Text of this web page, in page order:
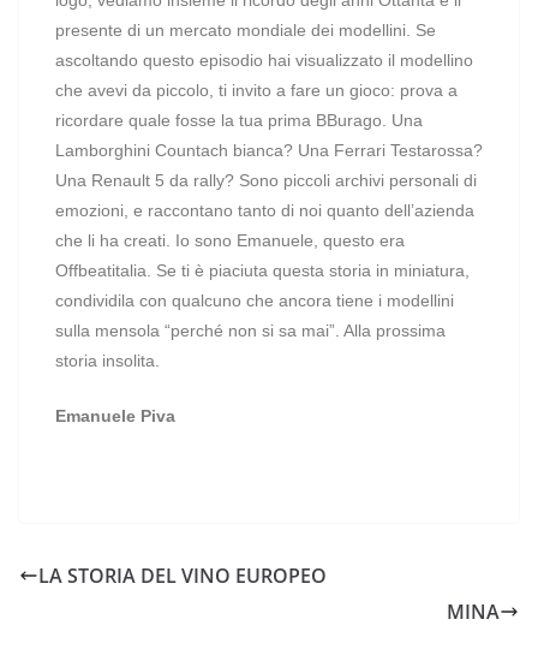
presente di un mercato mondiale dei modellini. Se
ascoltando questo episodio hai visualizzato il modellino
che avevi da piccolo, ti invito a fare un gioco: prova a
ricordare quale fosse la tua prima BBurago. Una
Lamborghini Countach bianca? Una Ferrari Testarossa?
Una Renault 5 da rally? Sono piccoli archivi personali di
emozioni, e raccontano tanto di noi quanto dell’azienda
che li ha creati. Io sono Emanuele, questo era
Offbeatitalia. Se ti è piaciuta questa storia in miniatura,
condividila con qualcuno che ancora tiene i modellini
sulla mensola “perché non si sa mai”. Alla prossima
storia insolita.
Emanuele Piva
LA STORIA DEL VINO EUROPEO
MINA